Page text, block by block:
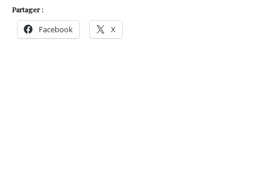
Partager :
Facebook X